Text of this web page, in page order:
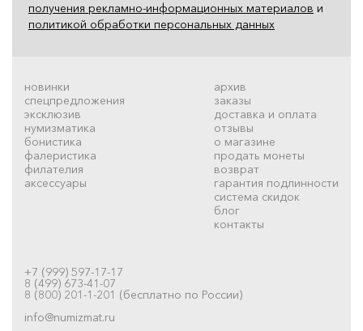
получения рекламно-информационных материалов и
политикой обработки персональных данных
новинки
спецпредложения
эксклюзив
нумизматика
бонистика
фалеристика
филателия
аксессуары
архив
заказы
доставка и оплата
отзывы
о магазине
продать монеты
возврат
гарантия подлинности
система скидок
блог
контакты
+7 (999) 597-17-17
8 (499) 673-41-07
8 (800) 201-1-201 (бесплатно по России)
info@numizmat.ru